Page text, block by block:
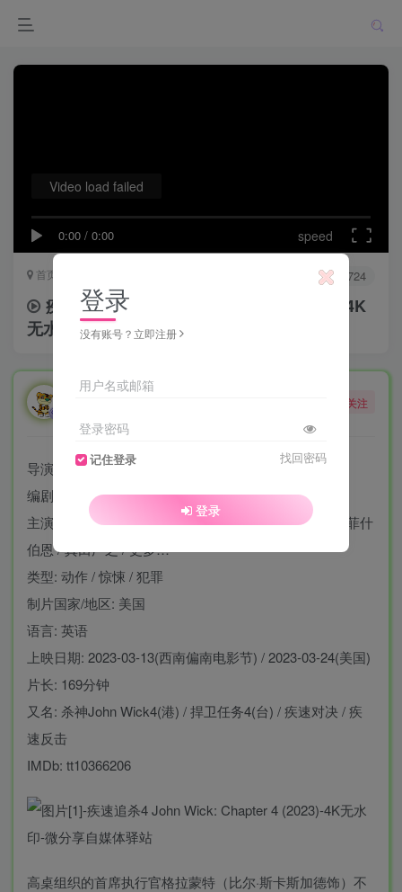
0:00 / 0:00 speed
Video load failed
首页 9628 1724
疾速追杀4 John Wick: Chapter 4 (2023)-4K
无水印
勇敢的大野狼 关注
导演: 查德·斯塔赫斯基
编剧: 迈克尔·芬奇 / 谢伊·哈顿 / 德里克·科尔斯塔
主演: 基努·里维斯 / 甄子丹 / 比尔·斯卡斯加德 / 劳伦斯·菲什
伯恩 / 真田广之 / 更多…
类型: 动作 / 惊悚 / 犯罪
制片国家/地区: 美国
语言: 英语
上映日期: 2023-03-13(西南偏南电影节) / 2023-03-24(美国)
片长: 169分钟
又名: 杀神John Wick4(港) / 捍卫任务4(台) / 疾速对决 / 疾
速反击
IMDb: tt10366206
高桌组织的首席执行官格拉蒙特（比尔·斯卡斯加德饰）不
登录
没有账号？立即注册
用户名或邮箱
登录密码
记住登录 找回密码
登录